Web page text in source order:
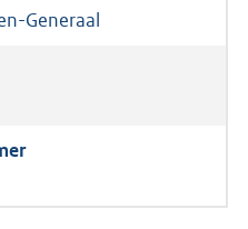
Generaal